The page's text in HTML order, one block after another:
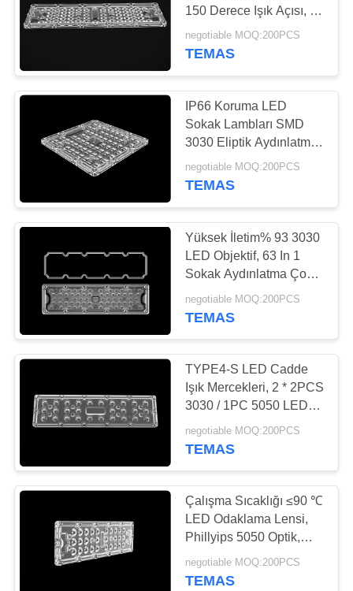
COB LED Lens
15
PMMA objektifi led
Led ışık mercek
150 Derece Işık Açısı, Isı
Emici
negotiable MOQ:200PCS
TEMAS
IP66 Koruma LED
Sokak Lambları SMD
3030 Eliptik Aydınlatma
Kalıpları İçin
negotiable MOQ:200PCS
TEMAS
Yüksek İletim% 93 3030
LED Objektif, 63 In 1
Sokak Aydınlatma Çok
LED Objektif
negotiable MOQ:200PCS
TEMAS
TYPE4-S LED Cadde
Işık Mercekleri, 2 * 2PCS
3030 / 1PC 5050 LED
Chips ile Işık Kirliliği Yok
negotiable MOQ:200PCS
TEMAS
Çalışma Sıcaklığı ≤90 ℃
LED Odaklama Lensi,
Phillyips 5050 Optik,
LED Aydınlatma için
negotiable MOQ:200PCS
TEMAS